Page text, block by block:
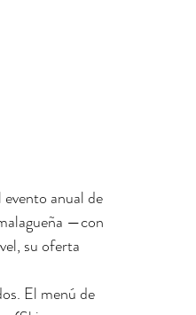
anual de
—con
su oferta
El menú de